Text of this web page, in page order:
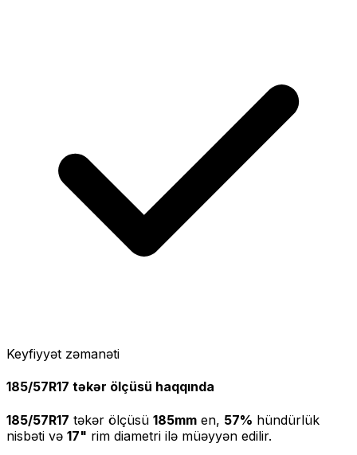
Keyfiyyət zəmanəti
185/57R17 təkər ölçüsü haqqında
185/57R17 təkər ölçüsü 185mm en, 57% hündürlük
nisbəti və 17" rim diametri ilə müəyyən edilir.